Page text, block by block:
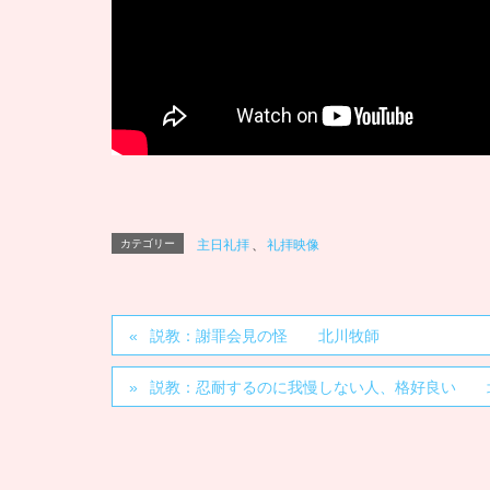
カテゴリー 主日礼拝 、 礼拝映像
説教：謝罪会見の怪 北川牧師
説教：忍耐するのに我慢しない人、格好良い